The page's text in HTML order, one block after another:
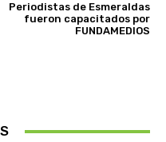
Periodistas de Esmeraldas
fueron capacitados por
FUNDAMEDIOS